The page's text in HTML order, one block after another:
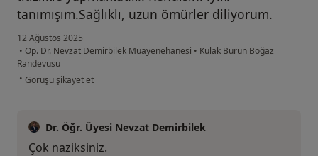
tanımışım.Sağlıklı, uzun ömürler diliyorum.
12 Ağustos 2025
• Op. Dr. Nevzat Demirbilek Muayenehanesi • Kulak Burun Boğaz
Randevusu
• kullanıcının görüşüne göre he...i
Görüşü şikayet et
Dr. Öğr. Üyesi Nevzat Demirbilek
Çok naziksiniz.